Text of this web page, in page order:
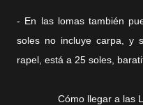
- En las lomas también
soles no incluye carpa, y
rapel, está a 25 soles,
Cómo llegar a